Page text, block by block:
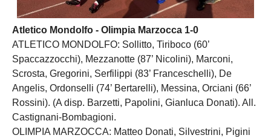
Atletico Mondolfo - Olimpia Marzocca 1-0
ATLETICO MONDOLFO: Sollitto, Tiriboco (60’
Spaccazzocchi), Mezzanotte (87’ Nicolini), Marconi,
Scrosta, Gregorini, Serfilippi (83’ Franceschelli), De
Angelis, Ordonselli (74’ Bertarelli), Messina, Orciani (66’
Rossini). (A disp. Barzetti, Papolini, Gianluca Donati). All.
Castignani-Bombagioni.
OLIMPIA MARZOCCA: Matteo Donati, Silvestrini, Pigini